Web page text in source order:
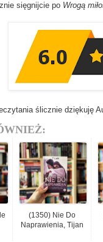
sięgnijcie po Wrogą
ślicznie dziękuję
(1350) Nie Do
Naprawienia, Tijan